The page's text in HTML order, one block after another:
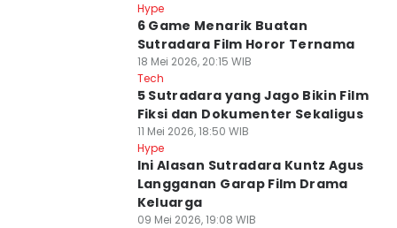
Hype
6 Game Menarik Buatan
Sutradara Film Horor Ternama
18 Mei 2026, 20:15 WIB
Tech
5 Sutradara yang Jago Bikin Film
Fiksi dan Dokumenter Sekaligus
11 Mei 2026, 18:50 WIB
Hype
Ini Alasan Sutradara Kuntz Agus
Langganan Garap Film Drama
Keluarga
09 Mei 2026, 19:08 WIB